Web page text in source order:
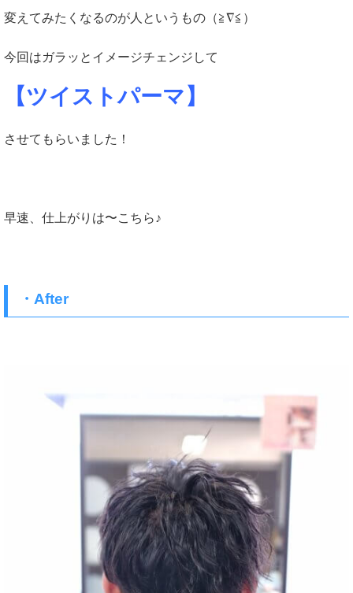
変えてみたくなるのが人というもの（≧∇≦）
今回はガラッとイメージチェンジして
【ツイストパーマ】
させてもらいました！
早速、仕上がりは〜こちら♪
・After